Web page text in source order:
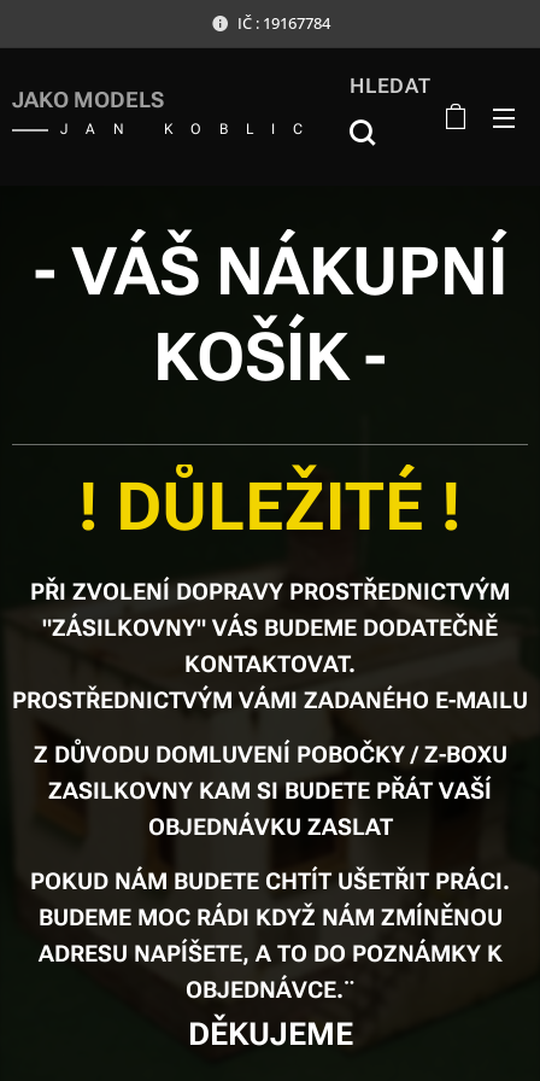
IČ : 19167784
JAKO MODELS
JAN KOBLIC
HLEDAT
- VÁŠ NÁKUPNÍ
KOŠÍK-
! DŮLEŽITÉ !
PŘI ZVOLENÍ DOPRAVY PROSTŘEDNICTVÝM
"ZÁSILKOVNY" VÁS BUDEME DODATEČNĚ
KONTAKTOVAT.
PROSTŘEDNICTVÝM VÁMI ZADANÉHO E-MAILU
Z DŮVODU DOMLUVENÍ POBOČKY / Z-BOXU
ZASILKOVNY KAM SI BUDETE PŘÁT VAŠÍ
OBJEDNÁVKU ZASLAT
POKUD NÁM BUDETE CHTÍT UŠETŘIT PRÁCI.
BUDEME MOC RÁDI KDYŽ NÁM ZMÍNĚNOU
ADRESU NAPÍŠETE, A TO DO POZNÁMKY K
OBJEDNÁVCE.¨
DĚKUJEME